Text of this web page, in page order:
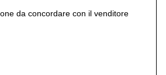
da concordare con il venditore